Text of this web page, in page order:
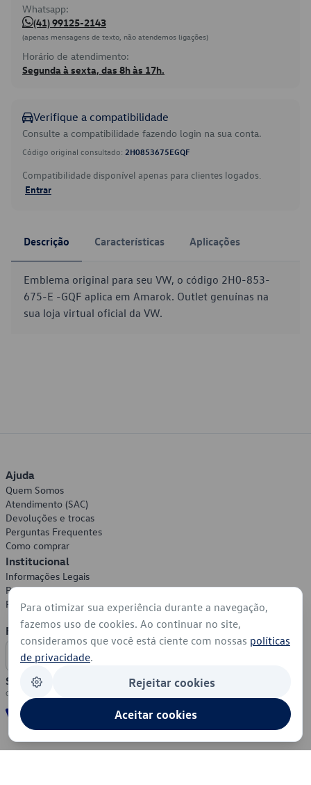
Whatsapp:
(41) 99125-2143
(apenas mensagens de texto, não atendemos ligações)
Horário de atendimento:
Segunda à sexta, das 8h às 17h.
Verifique a compatibilidade
Consulte a compatibilidade fazendo login na sua conta.
Código original consultado: 2H0853675EGQF
Compatibilidade disponível apenas para clientes logados.
Entrar
Descrição Características Aplicações
Emblema original para seu VW, o código 2H0-853-
675-E -GQF aplica em Amarok. Outlet genuínas na
sua loja virtual oficial da VW.
Ajuda
Quem Somos
Atendimento (SAC)
Devoluções e trocas
Perguntas Frequentes
Como comprar
Institucional
Informações Legais
Política de Privacidade
Política de Cookies
Formas de Pagamento
Segurança
Para otimizar sua experiência durante a navegação,
fazemos uso de cookies. Ao continuar no site,
consideramos que você está ciente com nossas políticas
de privacidade.
Rejeitar cookies
Aceitar cookies